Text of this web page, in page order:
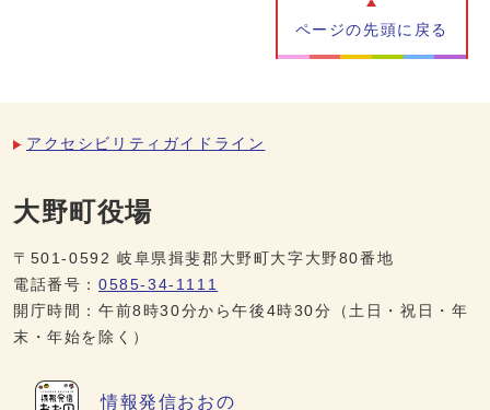
ページの先頭に戻る
アクセシビリティガイドライン
大野町役場
〒501-0592 岐阜県揖斐郡大野町大字大野80番地
電話番号： 0585-34-1111
開庁時間：午前8時30分から午後4時30分（土日・祝日・年
末・年始を除く）
情報発信おおの